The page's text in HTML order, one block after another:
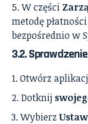
W części
metodę
bezpośrednio w
3.2.
Otwórz
Dotknij
Wybierz